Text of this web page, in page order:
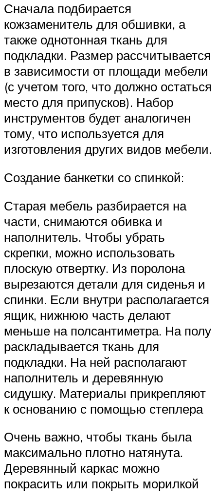
Сначала подбирается
кожзаменитель для обшивки, а
также однотонная ткань для
подкладки. Размер рассчитывается
в зависимости от площади мебели
(с учетом того, что должно остаться
место для припусков). Набор
инструментов будет аналогичен
тому, что используется для
изготовления других видов мебели.
Создание банкетки со спинкой:
Старая мебель разбирается на
части, снимаются обивка и
наполнитель. Чтобы убрать
скрепки, можно использовать
плоскую отвертку. Из поролона
вырезаются детали для сиденья и
спинки. Если внутри располагается
ящик, нижнюю часть делают
меньше на полсантиметра. На полу
раскладывается ткань для
подкладки. На ней располагают
наполнитель и деревянную
сидушку. Материалы прикрепляют
к основанию с помощью степлера
Очень важно, чтобы ткань была
максимально плотно натянута.
Деревянный каркас можно
покрасить или покрыть морилкой